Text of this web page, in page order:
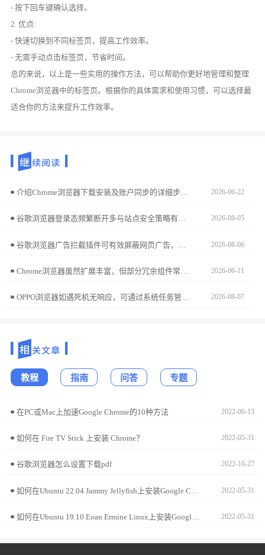
- 按下回车键确认选择。
2. 优点:
- 快速切换到不同标签页，提高工作效率。
- 无需手动点击标签页，节省时间。
总的来说，以上是一些实用的操作方法，可以帮助你更好地管理和整理
Chrome浏览器中的标签页。根据你的具体需求和使用习惯，可以选择最
适合你的方法来提升工作效率。
介绍Chrome浏览器下载安装及账户同步的详细步骤，方便用户实现多设备数据共享，提升工作效率。 2026-06-22
谷歌浏览器登录态频繁断开多与站点安全策略有关。本方案提供了一系列排查动作，包括清理过时的本地存储数据、修正安全浏览拦截设置，确保您的关键业务登录凭证在页面间保持持久稳定。 2026-08-05
2026-08-06
2026-06-11
OPPO浏览器如遇死机无响应，可通过系统任务管理器执行强制停止动作。本指南说明了此操作的执行步骤，既能快速解决程序卡死故障，又能有效清除异常内存，保障浏览器的后续使用稳定。 2026-08-07
教程 指南 问答 专题
在PC或Mac上加速Google Chrome的10种方法 2022-06-13
如何在 Fire TV Stick 上安装 Chrome？ 2022-05-31
谷歌浏览器怎么设置下载pdf 2022-10-27
2022-05-31
2022-05-31